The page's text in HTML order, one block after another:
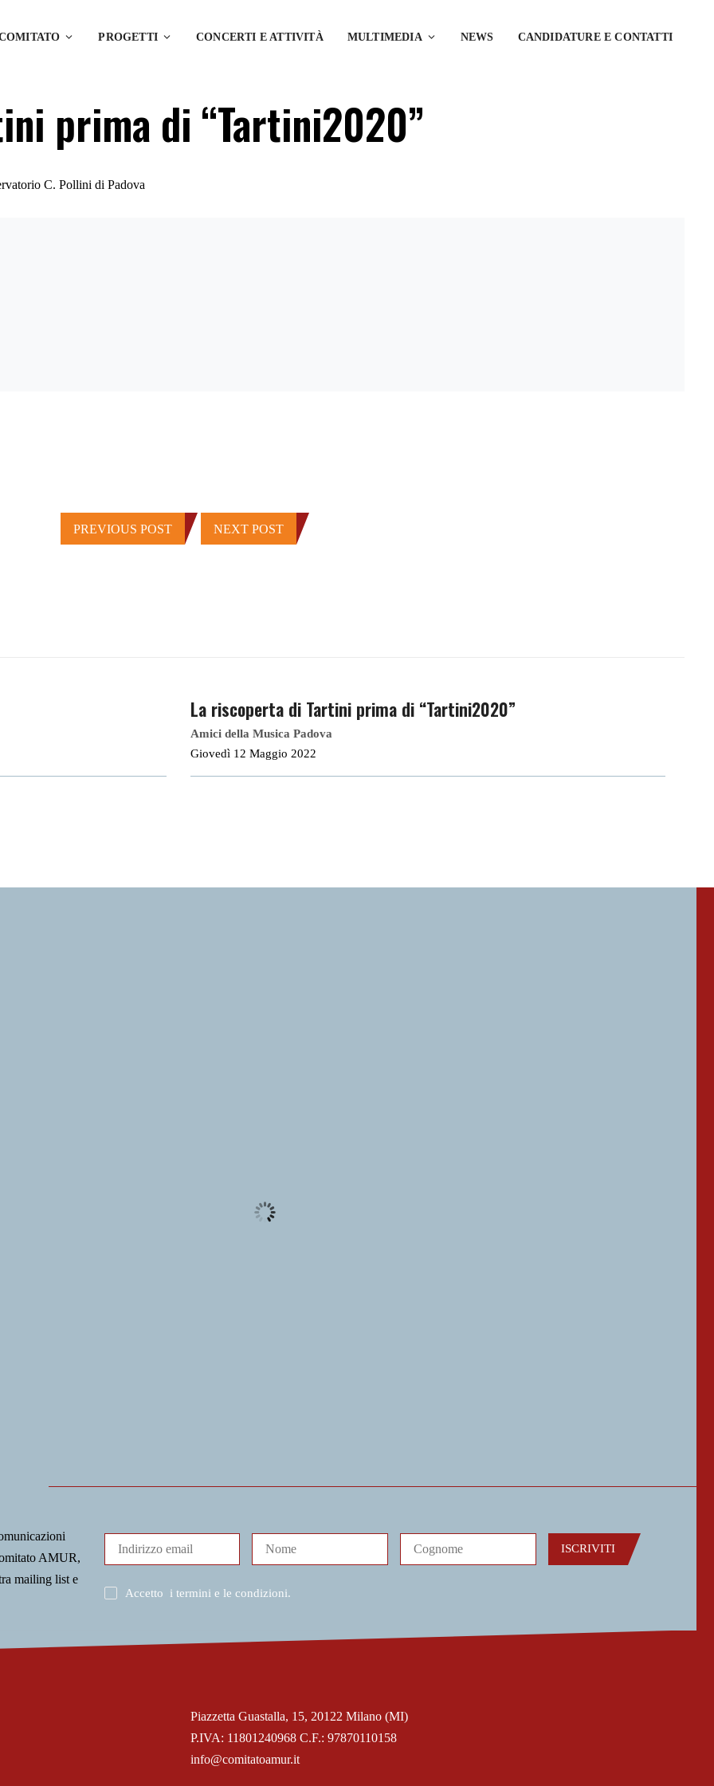
PROGETTI CONCERTI E ATTIVITÀ MULTIMEDIA NEWS CANDIDATURE E CONTATTI
prima di “Tartini2020”
C. Pollini di Padova
PREVIOUS POST NEXT POST
La riscoperta di Tartini prima di “Tartini2020”
Amici della Musica Padova
Giovedì 12 Maggio 2022
AMUR,
mailing list e
ISCRIVITI
Accetto i termini e le condizioni.
P.IVA: 11801240968 C.F.: 97870110158
Piazzetta Guastalla, 15, 20122 Milano (MI)
info@comitatoamur.it